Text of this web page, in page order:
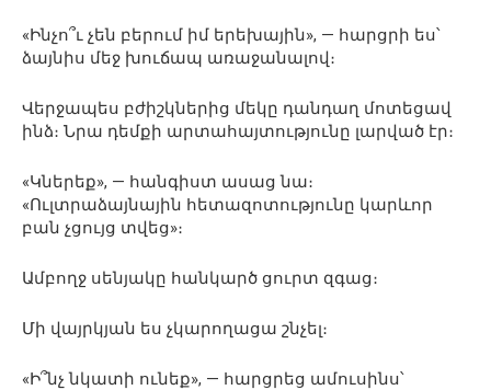
«Ինչո՞ւ չեն բերում իմ երեխային», — հարցրի ես՝
ձայնիս մեջ խուճապ առաջանալով։
Վերջապես բժիշկներից մեկը դանդաղ մոտեցավ
ինձ։ Նրա դեմքի արտահայտությունը լարված էր։
«Կներեք», — հանգիստ ասաց նա։
«Ուլտրաձայնային հետազոտությունը կարևոր
բան չցույց տվեց»։
Ամբողջ սենյակը հանկարծ ցուրտ զգաց։
Մի վայրկյան ես չկարողացա շնչել։
«Ի՞նչ նկատի ունեք», — հարցրեց ամուսինս՝